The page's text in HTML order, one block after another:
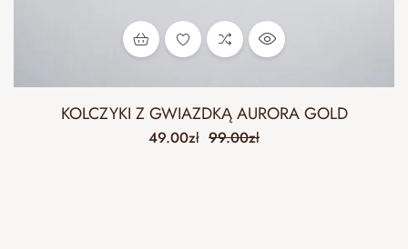
KOLCZYKI Z GWIAZDKĄ AURORA GOLD
99.00zł
49.00zł